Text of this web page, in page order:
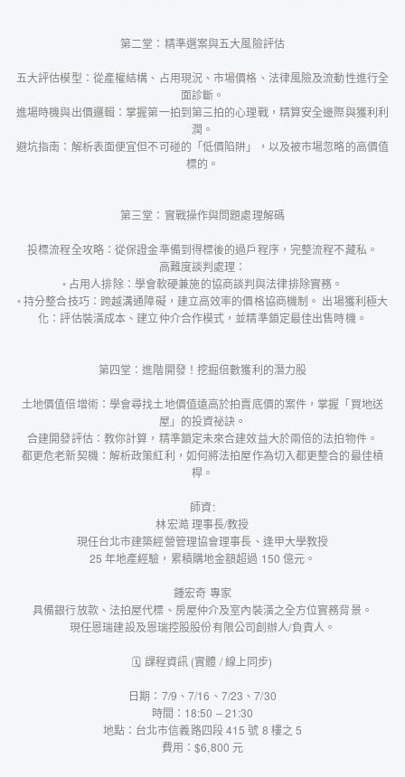
第二堂：精準選案與五大風險評估
五大評估模型：從產權結構、占用現況、市場價格、法律風險及流動性進行全
面診斷。
進場時機與出價邏輯：掌握第一拍到第三拍的心理戰，精算安全邊際與獲利利
潤。
避坑指南：解析表面便宜但不可碰的「低價陷阱」，以及被市場忽略的高價值
標的。
第三堂：實戰操作與問題處理解碼
投標流程全攻略：從保證金準備到得標後的過戶程序，完整流程不藏私。
高難度談判處理：
◦ 占用人排除：學會軟硬兼施的協商談判與法律排除實務。
◦ 持分整合技巧：跨越溝通障礙，建立高效率的價格協商機制。 出場獲利極大
化：評估裝潢成本、建立仲介合作模式，並精準鎖定最佳出售時機。
第四堂：進階開發！挖掘倍數獲利的潛力股
土地價值倍增術：學會尋找土地價值遠高於拍賣底價的案件，掌握「買地送
屋」的投資祕訣。
合建開發評估：教你計算，精準鎖定未來合建效益大於兩倍的法拍物件。
都更危老新契機：解析政策紅利，如何將法拍屋作為切入都更整合的最佳槓
桿。
師資:
林宏澔 理事長/教授
現任台北市建築經營管理協會理事長、逢甲大學教授
25 年地產經驗，累積購地金額超過 150 億元。
鍾宏奇 專家
具備銀行放款、法拍屋代標、房屋仲介及室內裝潢之全方位實務背景。
現任恩瑞建設及恩瑞控股股份有限公司創辦人/負責人。
🗓️ 課程資訊 (實體 / 線上同步)
日期：7/9、7/16、7/23、7/30
時間：18:50 – 21:30
地點：台北市信義路四段 415 號 8 樓之 5
費用：$6,800 元